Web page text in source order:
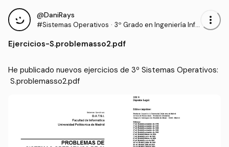
@DaniRays
#Sistemas Operativos · 3º Grado en Ingeniería Info
more_vert
Ejercicios-S.problemasso2.pdf
He publicado nuevos ejercicios de 3º Sistemas Operativos:
S.problemasso2.pdf